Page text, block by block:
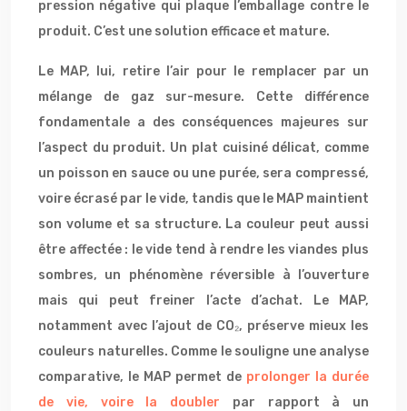
pression négative qui plaque l’emballage contre le
produit. C’est une solution efficace et mature.
Le MAP, lui, retire l’air pour le remplacer par un
mélange de gaz sur-mesure. Cette différence
fondamentale a des conséquences majeures sur
l’aspect du produit. Un plat cuisiné délicat, comme
un poisson en sauce ou une purée, sera compressé,
voire écrasé par le vide, tandis que le MAP maintient
son volume et sa structure. La couleur peut aussi
être affectée : le vide tend à rendre les viandes plus
sombres, un phénomène réversible à l’ouverture
mais qui peut freiner l’acte d’achat. Le MAP,
notamment avec l’ajout de CO₂, préserve mieux les
couleurs naturelles. Comme le souligne une analyse
comparative, le MAP permet de prolonger la durée
de vie, voire la doubler par rapport à un